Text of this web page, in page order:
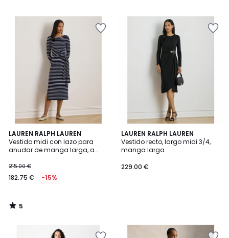
LAUREN RALPH LAUREN
Vestido midi con lazo para
anudar de manga larga, a
215.00 €
182.75 € -15%
5
/
5
5
/
LAUREN RALPH LAUREN
Vestido recto, largo midi 3/4,
manga larga
229.00 €